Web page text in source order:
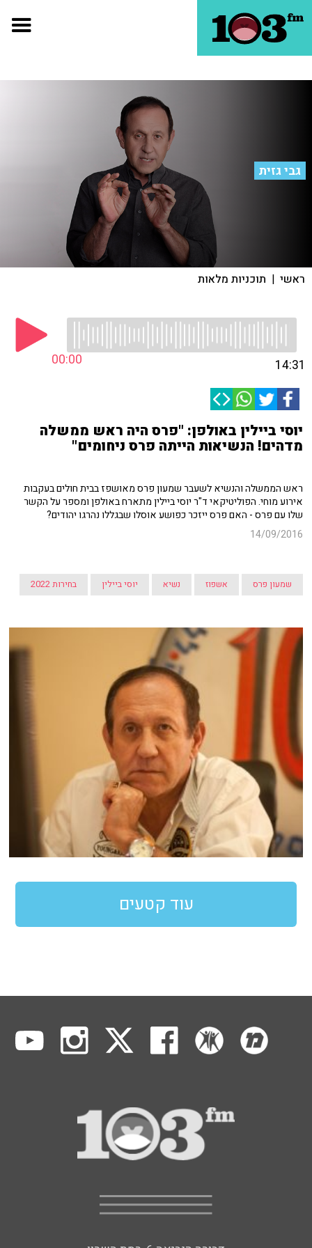
גבי גזית
ראשי | תוכניות מלאות
00:00 14:31
יוסי ביילין באולפן: "פרס היה ראש ממשלה
מדהים! הנשיאות הייתה פרס ניחומים"
ראש הממשלה והנשיא לשעבר שמעון פרס מאושפז בבית חולים בעקבות
אירוע מוחי. הפוליטיקאי ד"ר יוסי ביילין מתארח באולפן ומספר על הקשר
שלו עם פרס - האם פרס ייזכר כפושע אוסלו שבגללו נהרגו יהודים?
14/09/2016
שמעון פרס אשפוז נשיא יוסי ביילין בחירות 2022
עוד קטעים